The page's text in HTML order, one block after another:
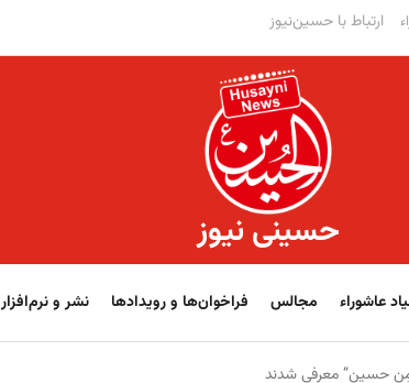
ارتباط با حسین‌نیوز
حسینی نیوز
عاشوراء مجالس فراخوان‌‏‏‏ها و رویدادها نشر و نرم‌افزار
مِن حسین” معرفی شدند